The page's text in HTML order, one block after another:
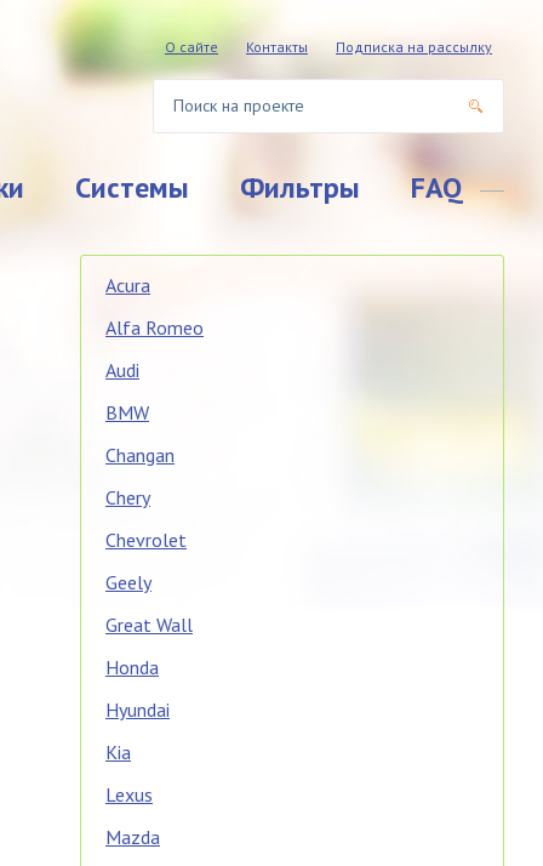
О сайте Контакты Подписка на рассылку
Системы Фильтры FAQ
Acura
Alfa Romeo
Audi
BMW
Changan
Chery
Chevrolet
Geely
Great Wall
Honda
Hyundai
Kia
Lexus
Mazda